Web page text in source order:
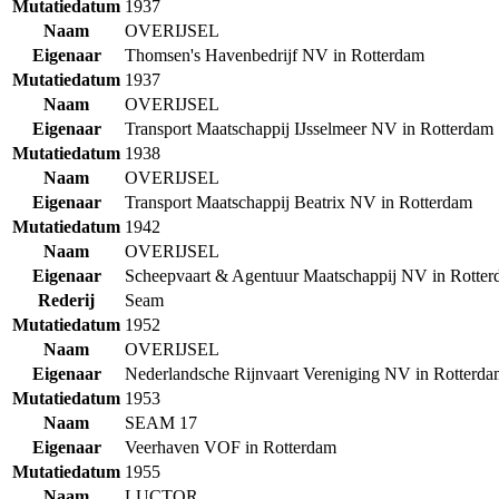
Mutatiedatum 1937
Naam
OVERIJSEL
Eigenaar
Thomsen's Havenbedrijf NV in Rotterdam
Mutatiedatum 1937
Naam
OVERIJSEL
Eigenaar
Transport Maatschappij IJsselmeer NV in Rotterdam
Mutatiedatum 1938
Naam
OVERIJSEL
Eigenaar
Transport Maatschappij Beatrix NV in Rotterdam
Mutatiedatum 1942
Naam
OVERIJSEL
Eigenaar
Scheepvaart & Agentuur Maatschappij NV in
Rederij
Seam
Mutatiedatum 1952
Naam
OVERIJSEL
Eigenaar
Nederlandsche Rijnvaart Vereniging NV in
Mutatiedatum 1953
Naam
SEAM 17
Eigenaar
Veerhaven VOF in Rotterdam
Mutatiedatum 1955